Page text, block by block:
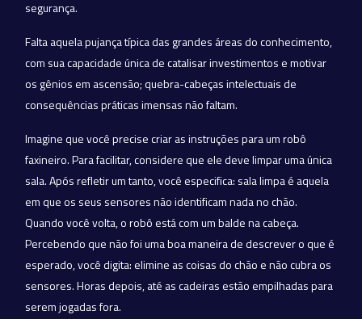
segurança.
Falta aquela pujança típica das grandes áreas do conhecimento,
com sua capacidade única de catalisar investimentos e motivar
os gênios em ascensão; quebra-cabeças intelectuais de
consequências práticas imensas não faltam.
Imagine que você precise criar as instruções para um robô
faxineiro. Para facilitar, considere que ele deve limpar uma única
sala. Após refletir um tanto, você especifica: sala limpa é aquela
em que os seus sensores não identificam nada no chão.
Quando você volta, o robô está com um balde na cabeça.
Percebendo que não foi uma boa maneira de descrever o que é
esperado, você digita: elimine as coisas do chão e não cubra os
sensores. Horas depois, até as cadeiras estão empilhadas para
serem jogadas fora.